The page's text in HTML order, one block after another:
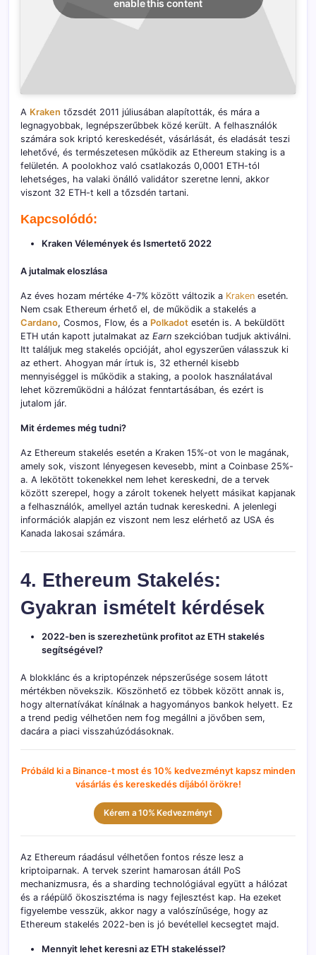
enable this content
A Kraken tőzsdét 2011 júliusában alapították, és mára a
legnagyobbak, legnépszerűbbek közé került. A felhasználók
számára sok kriptó kereskedését, vásárlását, és eladását teszi
lehetővé, és természetesen működik az Ethereum staking is a
felületén. A poolokhoz való csatlakozás 0,0001 ETH-tól
lehetséges, ha valaki önálló validátor szeretne lenni, akkor
viszont 32 ETH-t kell a tőzsdén tartani.
Kapcsolódó:
Kraken Vélemények és Ismertető 2022
A jutalmak eloszlása
Az éves hozam mértéke 4-7% között változik a Kraken esetén.
Nem csak Ethereum érhető el, de működik a stakelés a
Cardano, Cosmos, Flow, és a Polkadot esetén is. A beküldött
ETH után kapott jutalmakat az Earn szekcióban tudjuk aktiválni.
Itt találjuk meg stakelés opcióját, ahol egyszerűen válasszuk ki
az ethert. Ahogyan már írtuk is, 32 ethernél kisebb
mennyiséggel is működik a staking, a poolok használatával
lehet közreműködni a hálózat fenntartásában, és ezért is
jutalom jár.
Mit érdemes még tudni?
Az Ethereum stakelés esetén a Kraken 15%-ot von le magának,
amely sok, viszont lényegesen kevesebb, mint a Coinbase 25%-
a. A lekötött tokenekkel nem lehet kereskedni, de a tervek
között szerepel, hogy a zárolt tokenek helyett másikat kapjanak
a felhasználók, amellyel aztán tudnak kereskedni. A jelenlegi
információk alapján ez viszont nem lesz elérhető az USA és
Kanada lakosai számára.
4. Ethereum Stakelés:
Gyakran ismételt kérdések
2022-ben is szerezhetünk profitot az ETH stakelés
segítségével?
A blokklánc és a kriptopénzek népszerűsége sosem látott
mértékben növekszik. Köszönhető ez többek között annak is,
hogy alternatívákat kínálnak a hagyományos bankok helyett. Ez
a trend pedig vélhetően nem fog megállni a jövőben sem,
dacára a piaci visszahúzódásoknak.
Próbáld ki a Binance-t most és 10% kedvezményt kapsz minden
vásárlás és kereskedés díjából örökre!
Kérem a 10% Kedvezményt
Az Ethereum ráadásul vélhetően fontos része lesz a
kriptoiparnak. A tervek szerint hamarosan átáll PoS
mechanizmusra, és a sharding technológiával együtt a hálózat
és a ráépülő ökoszisztéma is nagy fejlesztést kap. Ha ezeket
figyelembe vesszük, akkor nagy a valószínűsége, hogy az
Ethereum stakelés 2022-ben is jó bevétellel kecsegtet majd.
Mennyit lehet keresni az ETH stakeléssel?